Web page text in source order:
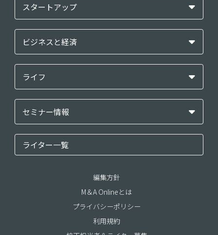
スタートアップ
ビジネスと経済
ライフ
セミナー情報
ライター一覧
編集方針
M＆A Onlineとは
プライバシーポリシー
利用規約